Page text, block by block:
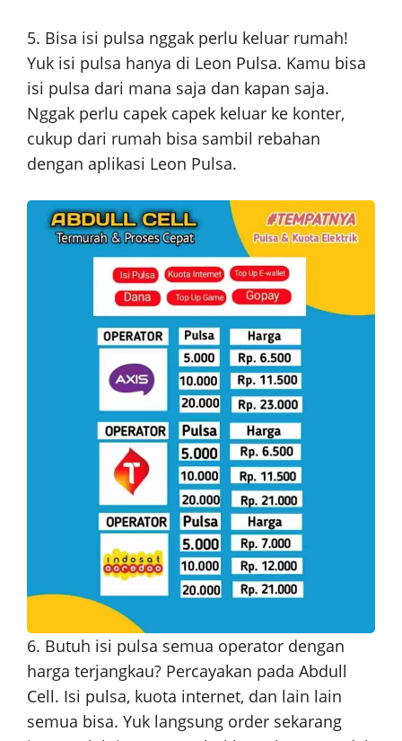
5. Bisa isi pulsa nggak perlu keluar rumah!
Yuk isi pulsa hanya di Leon Pulsa. Kamu bisa
isi pulsa dari mana saja dan kapan saja.
Nggak perlu capek capek keluar ke konter,
cukup dari rumah bisa sambil rebahan
dengan aplikasi Leon Pulsa.
6. Butuh isi pulsa semua operator dengan
harga terjangkau? Percayakan pada Abdull
Cell. Isi pulsa, kuota internet, dan lain lain
semua bisa. Yuk langsung order sekarang